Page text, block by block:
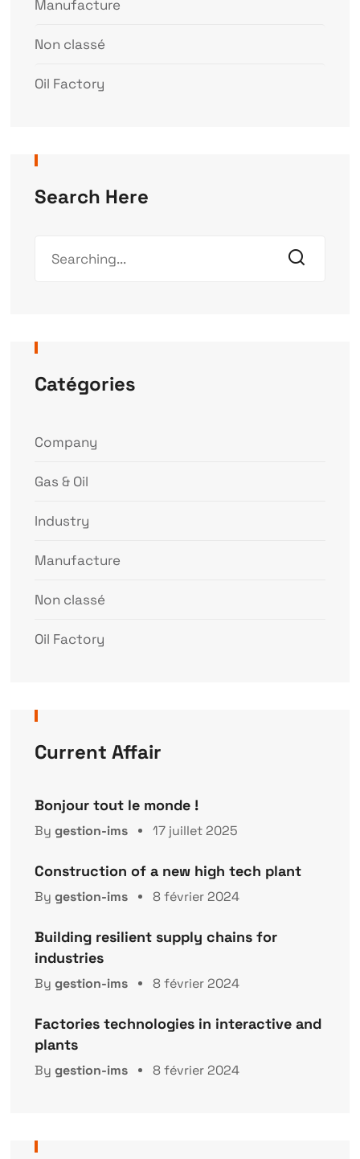
Manufacture
Non classé
Oil Factory
Search Here
Catégories
Company
Gas & Oil
Industry
Manufacture
Non classé
Oil Factory
Current Affair
Bonjour tout le monde !
By gestion-ims 17 juillet 2025
Construction of a new high tech plant
By gestion-ims 8 février 2024
Building resilient supply chains for
industries
By gestion-ims 8 février 2024
Factories technologies in interactive and
plants
By gestion-ims 8 février 2024